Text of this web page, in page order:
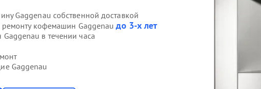
Gaggenau собственной доставкой
кофемашин Gaggenauдо 3-х лет
в течении часа
Gaggenau